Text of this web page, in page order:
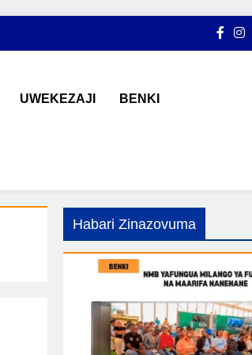
ajira, kilimo, mitindo, na burudani
UWEKEZAJI BENKI
Habari Zinazovuma